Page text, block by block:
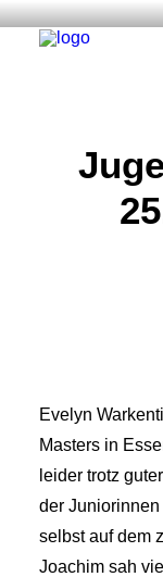
Kontakt
Evelyn
Masters in
leider trotz
der
selbst auf dem
Joachim sah